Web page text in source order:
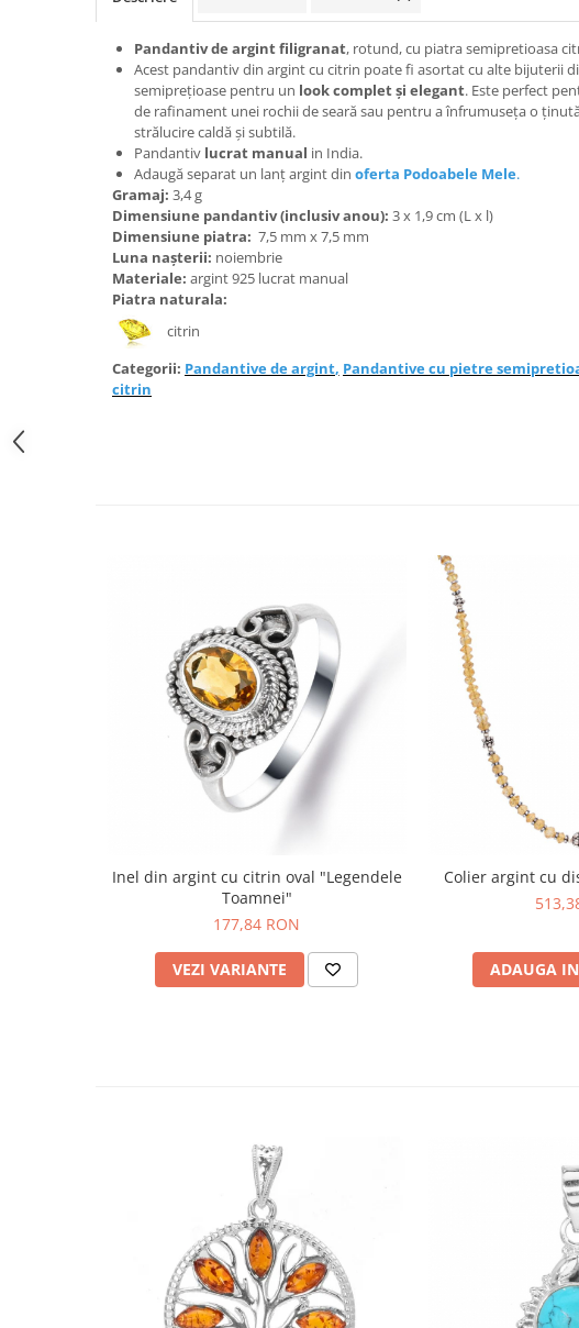
Bijuterii onix
Bijuterii peridot
Bijuterii piatra lunii
Bijuterii piatra soarelui
Bijuterii rodocrozit
Bijuterii rubin
Bijuterii sidef si abalone
Bijuterii smarald
Bijuterii sodalit
Bijuterii spinel
Pandantiv de argint filigranat, rotund, cu piatra semipretioasa
Acest pandantiv din argint cu citrin poate fi asortat cu alte bijuterii
semiprețioase pentru un look complet și elegant. Este perfect
de rafinament unei rochii de seară sau pentru a înfrumuseța o
strălucire caldă și subtilă.
Pandantiv lucrat manual in India.
Adaugă separat un lanț argint din oferta Podoabele Mele.
Gramaj: 3,4 g
Dimensiune pandantiv (inclusiv anou): 3 x 1,9 cm (L x l)
Dimensiune piatra: 7,5 mm x 7,5 mm
Luna nașterii: noiembrie
Materiale: argint 925 lucrat manual
Piatra naturala:
citrin
Categorii: Pandantive de argint, Pandantive cu pietre
citrin
Inel din argint cu citrin oval "Legendele
Toamnei"
177,84 RON
VEZI VARIANTE
Colier argint cu
ADAUGA